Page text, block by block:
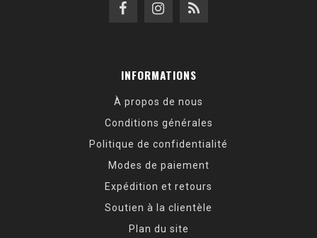
INFORMATIONS
À propos de nous
Conditions générales
Politique de confidentialité
Modes de paiement
Expédition et retours
Soutien à la clientèle
Plan du site